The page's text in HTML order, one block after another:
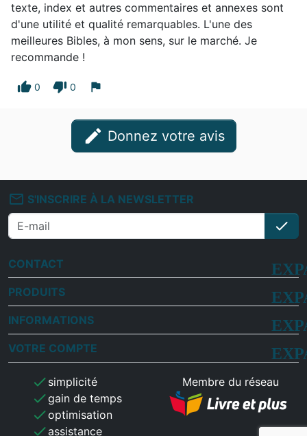
texte, index et autres commentaires et annexes sont
d'une utilité et qualité remarquables. L'une des
meilleures Bibles, à mon sens, sur le marché. Je
recommande !
thumb_up 0 thumb_down 0 flag
edit Donnez votre avis
mail_outline S'INSCRIRE À LA NEWSLETTER
check
CONTACT
PRODUITS
INFORMATIONS
VOTRE COMPTE
check simplicité
checkgain de temps
checkoptimisation
checkassistance
Membre du réseau